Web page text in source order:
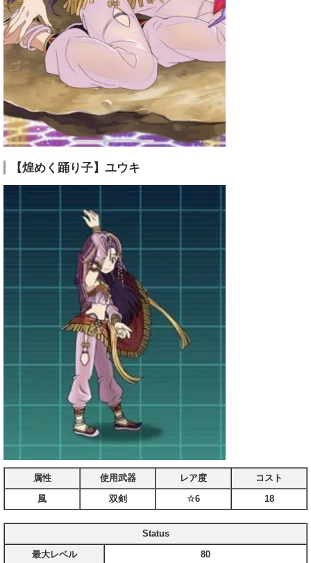
【煌めく踊り子】ユウキ
属性 使用武器 レア度
コスト
風
双剣 ☆6 18
Status
最大レベル
80